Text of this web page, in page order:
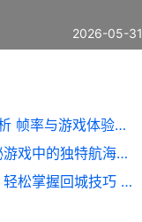
2026-05-31
王者荣耀636多少帧性能解析 帧率与游戏体验深度剖析
王者荣耀什么模式有船 揭秘游戏中的独特航海冒险体验
王者荣耀如何改换回城教程 轻松掌握回城技巧 提升游戏体验